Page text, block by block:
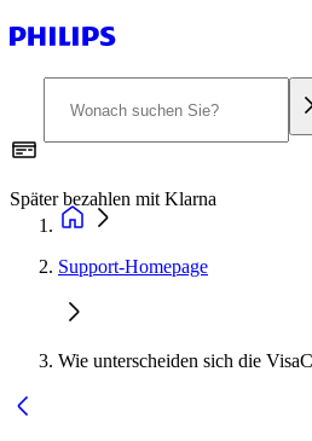
Später bezahlen mit Klarna
Support-Homepage
Wie unterscheiden sich die